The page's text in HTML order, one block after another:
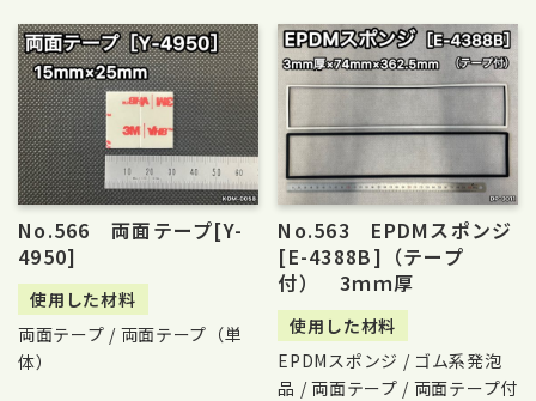
No.566 両面テープ[Y-
4950]
使用した材料
両面テープ / 両面テープ（単
体）
No.563 EPDMスポンジ
[E-4388B]（テープ
付） 3ｍｍ厚
使用した材料
EPDMスポンジ / ゴム系発泡
品 / 両面テープ / 両面テープ付